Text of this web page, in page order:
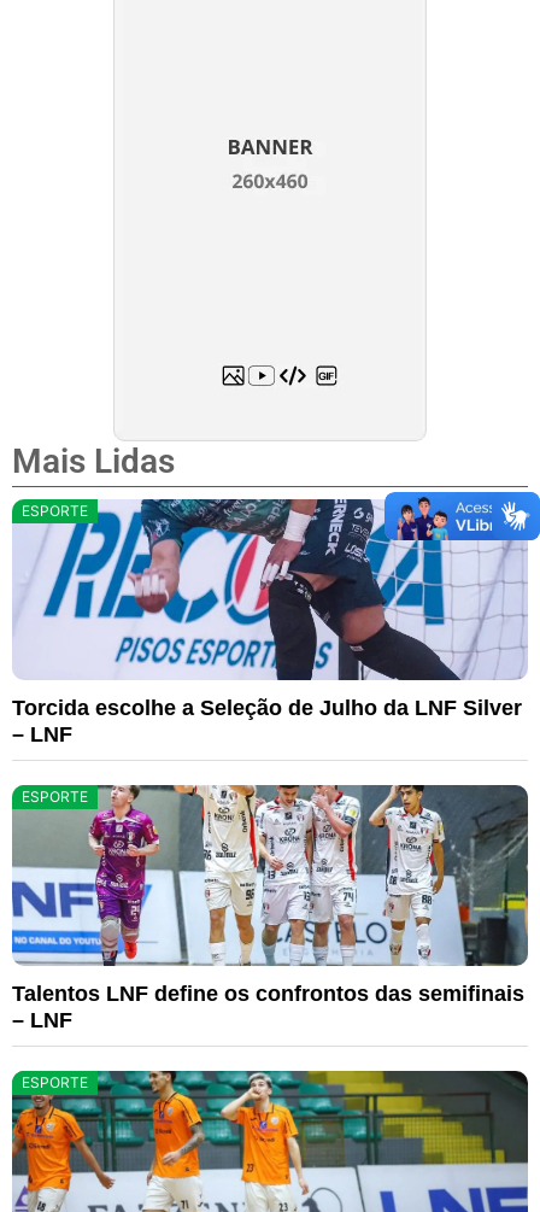
Mais Lidas
ESPORTE
Torcida escolhe a Seleção de Julho da LNF Silver
– LNF
ESPORTE
Talentos LNF define os confrontos das semifinais
– LNF
ESPORTE